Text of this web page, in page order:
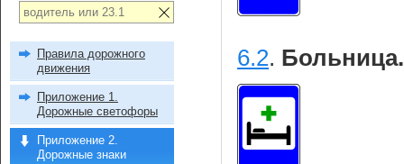
6.2. Больница.
Правила дорожного
движения
Приложение 1.
Дорожные светофоры
Приложение 2.
Дорожные знаки